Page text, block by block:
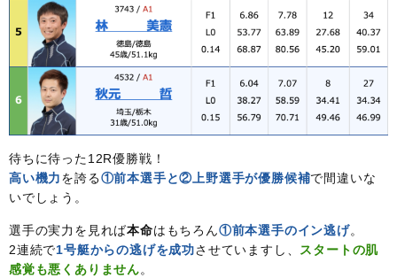
待ちに待った12R優勝戦！
高い機力を誇る①前本選手と②上野選手が優勝候補で間違いな
いでしょう。
選手の実力を見れば本命はもちろん①前本選手のイン逃げ。
2連続で1号艇からの逃げを成功させていますし、 スタートの肌
感覚も悪くありません。